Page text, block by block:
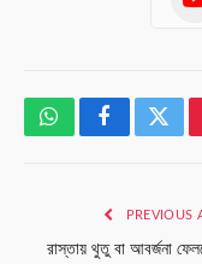
WhatsAppFacebook
PREVIOUS
রাস্তায় থুতু বা আবর্জনা